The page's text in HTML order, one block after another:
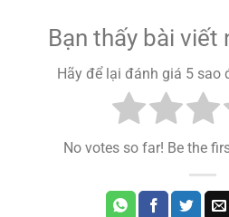
Bạn thấy bài viết
Hãy để lại đánh giá 5 sao
No votes so far! Be the